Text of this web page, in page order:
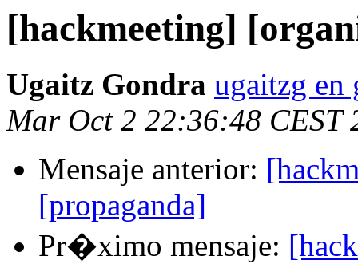
[hackmeeting]
Ugaitz Gondra ugaitzg en
Mar Oct 2 22:36:48 CEST
Mensaje anterior:
[propaganda]
Pr�ximo mensaje: